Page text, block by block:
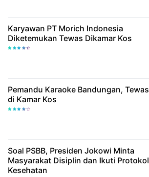
Karyawan PT Morich Indonesia
Diketemukan Tewas Dikamar Kos
Pemandu Karaoke Bandungan, Tewas
di Kamar Kos
Soal PSBB, Presiden Jokowi Minta
Masyarakat Disiplin dan Ikuti Protokol
Kesehatan